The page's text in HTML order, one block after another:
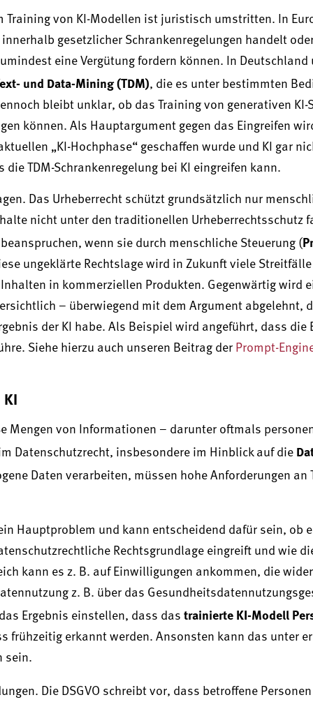
Training von KI-Modellen ist juristisch umstritten. In
gesetzlicher Schrankenregelungen handelt
eine Vergütung fordern können. In Deutschland
und Data-Mining (TDM), die es unter bestimmten
bleibt unklar, ob das Training von generativen KI-
können. Als Hauptargument gegen das Eingreifen
„KI-Hochphase“ geschaffen wurde und KI gar
TDM-Schrankenregelung bei KI eingreifen kann.
Das Urheberrecht schützt grundsätzlich nur
nicht unter den traditionellen Urheberrechtsschutz
wenn sie durch menschliche Steuerung (
ungeklärte Rechtslage wird in Zukunft viele
in kommerziellen Produkten. Gegenwärtig wird
– überwiegend mit dem Argument abgelehnt,
der KI habe. Als Beispiel wird angeführt, dass die
Siehe hierzu auch unseren Beitrag der Prompt-
Mengen von Informationen – darunter oftmals
Datenschutzrecht, insbesondere im Hinblick auf die
Daten verarbeiten, müssen hohe Anforderungen an
Hauptproblem und kann entscheidend dafür sein, ob
Rechtsgrundlage eingreift und wie
kann es z. B. auf Einwilligungen ankommen, die
z. B. über das
Ergebnis einstellen, dass das trainierte KI-Modell
frühzeitig erkannt werden. Ansonsten kann das unter
sein.
Die DSGVO schreibt vor, dass betroffene